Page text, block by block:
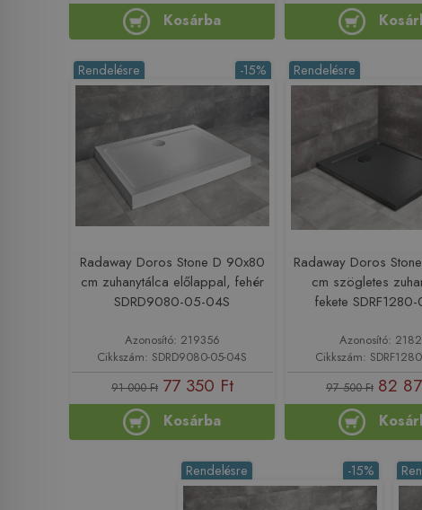
Kosárba
-15%
Rendelésre
Radaway Doros Stone D 90x80
cm zuhanytálca előlappal, fehér
SDRD9080-05-04S
Azonosító: 219356
Cikkszám: SDRD9080-05-04S
91 000 Ft 77 350 Ft
Kosárba
Rendelésre
Radaway Doros
cm szögletes
fekete
Azonosító:
Cikkszám:
97 500 Ft 82
-15%
Rendelésre